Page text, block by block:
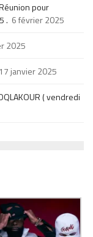
pour
. 6 février 2025
2025
17 janvier 2025
( vendredi